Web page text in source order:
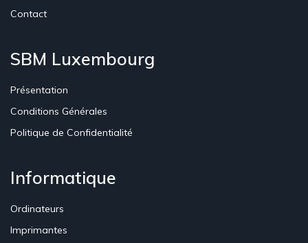
Contact
SBM Luxembourg
Présentation
Conditions Générales
Politique de Confidentialité
Informatique
Ordinateurs
Imprimantes